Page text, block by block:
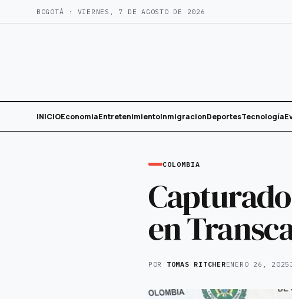
al
BOGOTÁ · VIERNES, 7 DE AGOSTO DE 2026
INICIOEconomiaEntretenimientoInmigracionDeportesTecnología
COLOMBIA
en
POR TOMAS RITCHERENERO 26, 2025